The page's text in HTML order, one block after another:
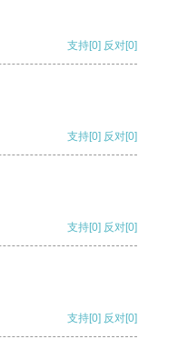
支持[0] 反对[0]
支持[0] 反对[0]
支持[0] 反对[0]
支持[0] 反对[0]